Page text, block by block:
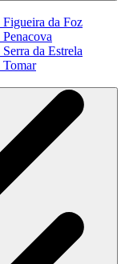
Figueira da Foz
Penacova
Serra da Estrela
Tomar